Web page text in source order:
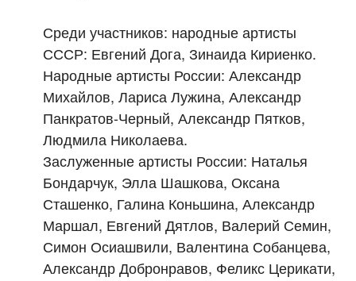
Среди участников: народные артисты
СССР: Евгений Дога, Зинаида Кириенко.
Народные артисты России: Александр
Михайлов, Лариса Лужина, Александр
Панкратов-Черный, Александр Пятков,
Людмила Николаева.
Заслуженные артисты России: Наталья
Бондарчук, Элла Шашкова, Оксана
Сташенко, Галина Коньшина, Александр
Маршал, Евгений Дятлов, Валерий Семин,
Симон Осиашвили, Валентина Собанцева,
Александр Добронравов, Феликс Церикати,